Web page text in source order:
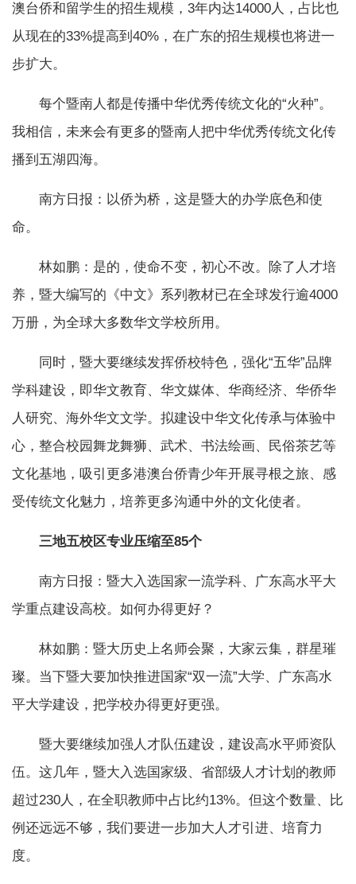
澳台侨和留学生的招生规模，3年内达14000人，占比也
从现在的33%提高到40%，在广东的招生规模也将进一
步扩大。
每个暨南人都是传播中华优秀传统文化的“火种”。
我相信，未来会有更多的暨南人把中华优秀传统文化传
播到五湖四海。
南方日报：以侨为桥，这是暨大的办学底色和使
命。
林如鹏：是的，使命不变，初心不改。除了人才培
养，暨大编写的《中文》系列教材已在全球发行逾4000
万册，为全球大多数华文学校所用。
同时，暨大要继续发挥侨校特色，强化“五华”品牌
学科建设，即华文教育、华文媒体、华商经济、华侨华
人研究、海外华文文学。拟建设中华文化传承与体验中
心，整合校园舞龙舞狮、武术、书法绘画、民俗茶艺等
文化基地，吸引更多港澳台侨青少年开展寻根之旅、感
受传统文化魅力，培养更多沟通中外的文化使者。
三地五校区专业压缩至85个
南方日报：暨大入选国家一流学科、广东高水平大
学重点建设高校。如何办得更好？
林如鹏：暨大历史上名师会聚，大家云集，群星璀
璨。当下暨大要加快推进国家“双一流”大学、广东高水
平大学建设，把学校办得更好更强。
暨大要继续加强人才队伍建设，建设高水平师资队
伍。这几年，暨大入选国家级、省部级人才计划的教师
超过230人，在全职教师中占比约13%。但这个数量、比
例还远远不够，我们要进一步加大人才引进、培育力
度。